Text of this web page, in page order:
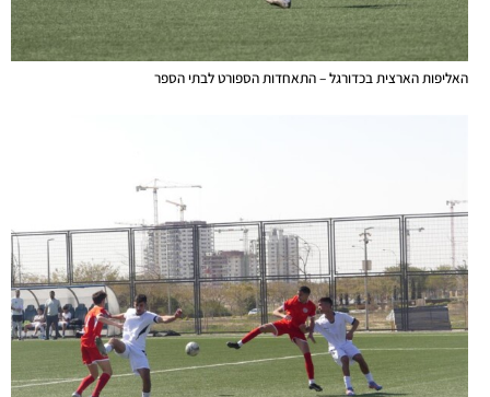
האליפות הארצית בכדורגל – התאחדות הספורט לבתי הספר